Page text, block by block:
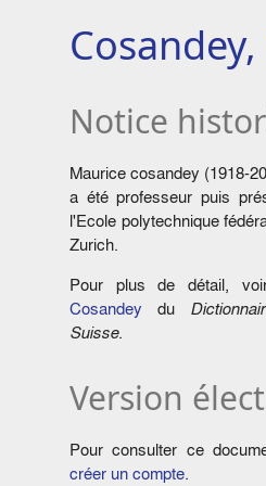
Notice
Maurice cosandey (1918-
a été professeur puis
l'Ecole polytechnique
Zurich.
Pour plus de détail,
Cosandey du
Suisse.
Version
Pour consulter ce
créer un compte.